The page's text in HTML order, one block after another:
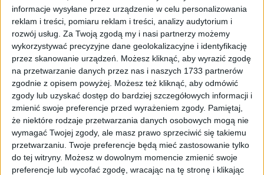
informacje wysyłane przez urządzenie w celu personalizowania
reklam i treści, pomiaru reklam i treści, analizy audytorium i
rozwój usług. Za Twoją zgodą my i nasi partnerzy możemy
wykorzystywać precyzyjne dane geolokalizacyjne i identyfikację
przez skanowanie urządzeń. Możesz kliknąć, aby wyrazić zgodę
na przetwarzanie danych przez nas i naszych 1733 partnerów
zgodnie z opisem powyżej. Możesz też kliknąć, aby odmówić
zgody lub uzyskać dostęp do bardziej szczegółowych informacji i
zmienić swoje preferencje przed wyrażeniem zgody. Pamiętaj,
że niektóre rodzaje przetwarzania danych osobowych mogą nie
wymagać Twojej zgody, ale masz prawo sprzeciwić się takiemu
przetwarzaniu. Twoje preferencje będą mieć zastosowanie tylko
do tej witryny. Możesz w dowolnym momencie zmienić swoje
preferencje lub wycofać zgodę, wracając na tę stronę i klikając
Surron Prawa osłona amortyzatora Light Bee L1E X
DNM
43,67zł
ZOBACZ WIĘCEJ